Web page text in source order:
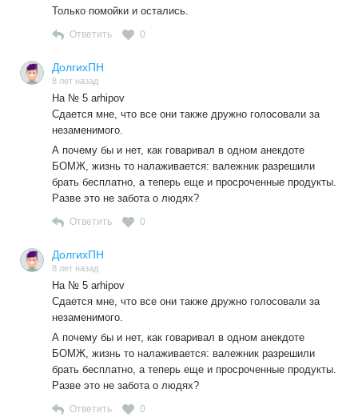
Только помойки и остались.
Ответить 0
ДолгихПН
8 лет назад
На № 5 arhipov
Сдается мне, что все они также дружно голосовали за
незаменимого.
А почему бы и нет, как говаривал в одном анекдоте
БОМЖ, жизнь то налаживается: валежник разрешили
брать бесплатно, а теперь еще и просроченные продукты.
Разве это не забота о людях?
Ответить 0
ДолгихПН
8 лет назад
На № 5 arhipov
Сдается мне, что все они также дружно голосовали за
незаменимого.
А почему бы и нет, как говаривал в одном анекдоте
БОМЖ, жизнь то налаживается: валежник разрешили
брать бесплатно, а теперь еще и просроченные продукты.
Разве это не забота о людях?
Ответить 0